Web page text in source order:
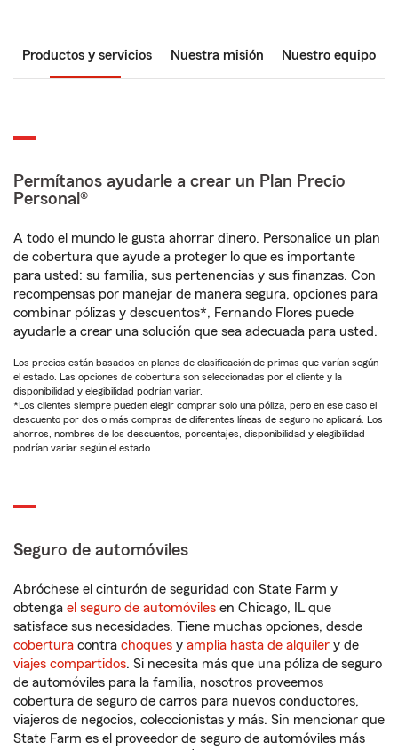
Productos y servicios Nuestra misión Nuestro equipo
Permítanos ayudarle a crear un Plan Precio
Personal®
A todo el mundo le gusta ahorrar dinero. Personalice un plan
de cobertura que ayude a proteger lo que es importante
para usted: su familia, sus pertenencias y sus finanzas. Con
recompensas por manejar de manera segura, opciones para
combinar pólizas y descuentos*, Fernando Flores puede
ayudarle a crear una solución que sea adecuada para usted.
Los precios están basados en planes de clasificación de primas que varían según
el estado. Las opciones de cobertura son seleccionadas por el cliente y la
disponibilidad y elegibilidad podrían variar.
*Los clientes siempre pueden elegir comprar solo una póliza, pero en ese caso el
descuento por dos o más compras de diferentes líneas de seguro no aplicará. Los
ahorros, nombres de los descuentos, porcentajes, disponibilidad y elegibilidad
podrían variar según el estado.
Seguro de automóviles
Abróchese el cinturón de seguridad con State Farm y
obtenga el seguro de automóviles en Chicago, IL que
satisface sus necesidades. Tiene muchas opciones, desde
cobertura contra choques y amplia hasta de alquiler y de
viajes compartidos. Si necesita más que una póliza de seguro
de automóviles para la familia, nosotros proveemos
cobertura de seguro de carros para nuevos conductores,
viajeros de negocios, coleccionistas y más. Sin mencionar que
State Farm es el proveedor de seguro de automóviles más